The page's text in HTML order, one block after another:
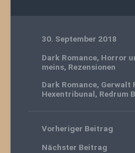
30. September 2018
Dark Romance, Horror
meins, Rezensionen
Dark Romance, Gerwalt
Hexentribunal, Redrum
Vorheriger Beitrag
Nächster Beitrag